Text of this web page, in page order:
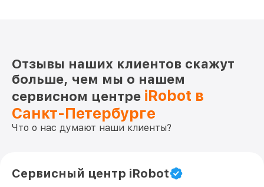
Отзывы наших клиентов скажут
больше, чем мы о нашем
сервисном центре iRobot в
Санкт-Петербурге
Что о нас думают наши клиенты?
Сервисный центр iRobot